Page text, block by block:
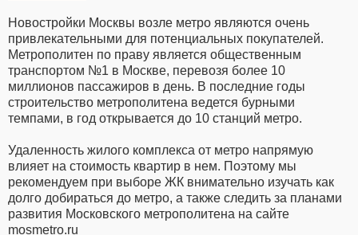
Новостройки Москвы возле метро являются очень
привлекательными для потенциальных покупателей.
Метрополитен по праву является общественным
транспортом №1 в Москве, перевозя более 10
миллионов пассажиров в день. В последние годы
строительство метрополитена ведется бурными
темпами, в год открывается до 10 станций метро.
Удаленность жилого комплекса от метро напрямую
влияет на стоимость квартир в нем. Поэтому мы
рекомендуем при выборе ЖК внимательно изучать как
долго добираться до метро, а также следить за планами
развития Московского метрополитена на сайте
mosmetro.ru